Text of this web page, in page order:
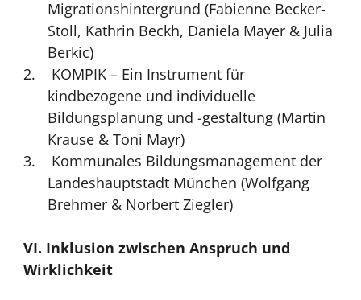
Migrationshintergrund (Fabienne Becker-
Stoll, Kathrin Beckh, Daniela Mayer & Julia
Berkic)
KOMPIK – Ein Instrument für
kindbezogene und individuelle
Bildungsplanung und -gestaltung (Martin
Krause & Toni Mayr)
Kommunales Bildungsmanagement der
Landeshauptstadt München (Wolfgang
Brehmer & Norbert Ziegler)
VI. Inklusion zwischen Anspruch und
Wirklichkeit